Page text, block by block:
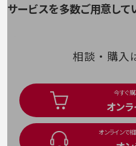
データ通信製品
5G対応ホームルーター
衛星携帯電話
IOT完了済みメーカーブランド製
料金
サービスを多数ご用意して
相談・購入
今すぐ購
オン
オンラインで